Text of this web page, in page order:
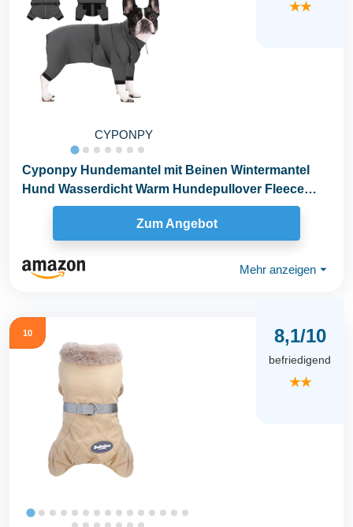
CYPONPY
★★
Cyponpy Hundemantel mit Beinen Wintermantel
Hund Wasserdicht Warm Hundepullover Fleece
Hundejacke...
Zum Angebot
Mehr anzeigen ⏷
10 8,1/10
befriedigend
★★